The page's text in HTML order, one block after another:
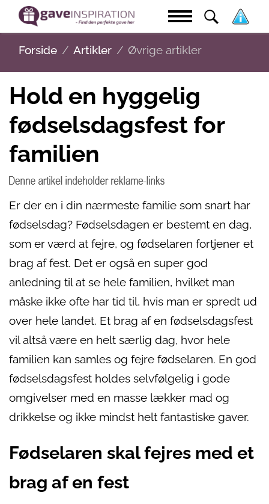
Forside Artikler Øvrige artikler
Hold en hyggelig
fødselsdagsfest for
familien
Er der en i din nærmeste familie som snart har
fødselsdag? Fødselsdagen er bestemt en dag,
som er værd at fejre, og fødselaren fortjener et
brag af fest. Det er også en super god
anledning til at se hele familien, hvilket man
måske ikke ofte har tid til, hvis man er spredt ud
over hele landet. Et brag af en fødselsdagsfest
vil altså være en helt særlig dag, hvor hele
familien kan samles og fejre fødselaren. En god
fødselsdagsfest holdes selvfølgelig i gode
omgivelser med en masse lækker mad og
drikkelse og ikke mindst helt fantastiske gaver.
Fødselaren skal fejres med et
brag af en fest